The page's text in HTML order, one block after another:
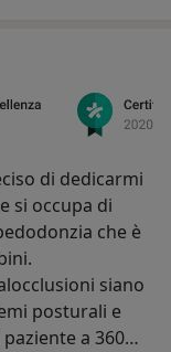
di dedicarmi
si occupa di
che è
siano
posturali e
a 360